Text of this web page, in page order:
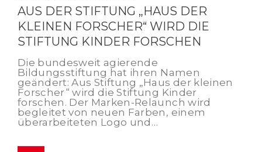
AUS DER STIFTUNG „HAUS DER
KLEINEN FORSCHER“ WIRD DIE
STIFTUNG KINDER FORSCHEN
Die bundesweit agierende
Bildungsstiftung hat ihren Namen
geändert: Aus Stiftung „Haus der kleinen
Forscher“ wird die Stiftung Kinder
forschen. Der Marken-Relaunch wird
begleitet von neuen Farben, einem
überarbeiteten Logo und…